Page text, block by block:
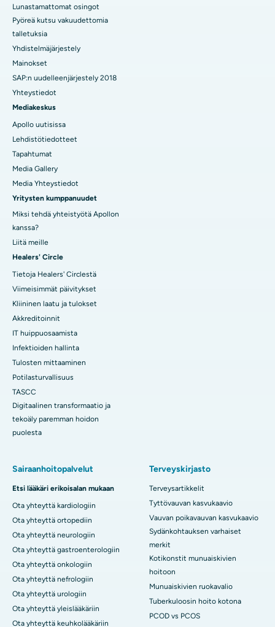
Lunastamattomat osingot
Pyöreä kutsu vakuudettomia
talletuksia
Yhdistelmäjärjestely
Mainokset
SAP:n uudelleenjärjestely 2018
Yhteystiedot
Mediakeskus
Apollo uutisissa
Lehdistötiedotteet
Tapahtumat
Media Gallery
Media Yhteystiedot
Yritysten kumppanuudet
Miksi tehdä yhteistyötä Apollon
kanssa?
Liitä meille
Healers' Circle
Tietoja Healers' Circlestä
Viimeisimmät päivitykset
Kliininen laatu ja tulokset
Akkreditoinnit
IT huippuosaamista
Infektioiden hallinta
Tulosten mittaaminen
Potilasturvallisuus
TASCC
Digitaalinen transformaatio ja
tekoäly paremman hoidon
puolesta
Sairaanhoitopalvelut
Etsi lääkäri erikoisalan mukaan
Ota yhteyttä kardiologiin
Ota yhteyttä ortopediin
Ota yhteyttä neurologiin
Ota yhteyttä gastroenterologiin
Ota yhteyttä onkologiin
Ota yhteyttä nefrologiin
Ota yhteyttä urologiin
Ota yhteyttä yleislääkäriin
Ota yhteyttä keuhkolääkäriin
Terveyskirjasto
Terveysartikkelit
Tyttövauvan kasvukaavio
Vauvan poikavauvan kasvukaavio
Sydänkohtauksen varhaiset
merkit
Kotikonstit munuaiskivien
hoitoon
Munuaiskivien ruokavalio
Tuberkuloosin hoito kotona
PCOD vs PCOS